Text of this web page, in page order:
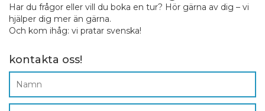
Har du frågor eller vill du boka en tur? Hör gärna av dig – vi
hjälper dig mer än gärna.
Och kom ihåg: vi pratar svenska!
kontakta oss!